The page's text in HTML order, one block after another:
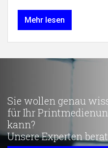
Mehr lesen
Sie wollen genau
für Ihr
kann?
Unsere Experten